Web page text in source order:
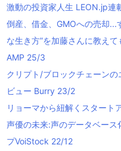
激動の投資家人生 LEON.jp連
倒産、借金、GMOへの売却...
な生き方”を加藤さんに教え
AMP 25/3
クリプト/ブロックチェーン
ビュー Burry 23/2
リョーマから紐解くスター
声優の未来:声のデータベース
プVoiStock 22/12